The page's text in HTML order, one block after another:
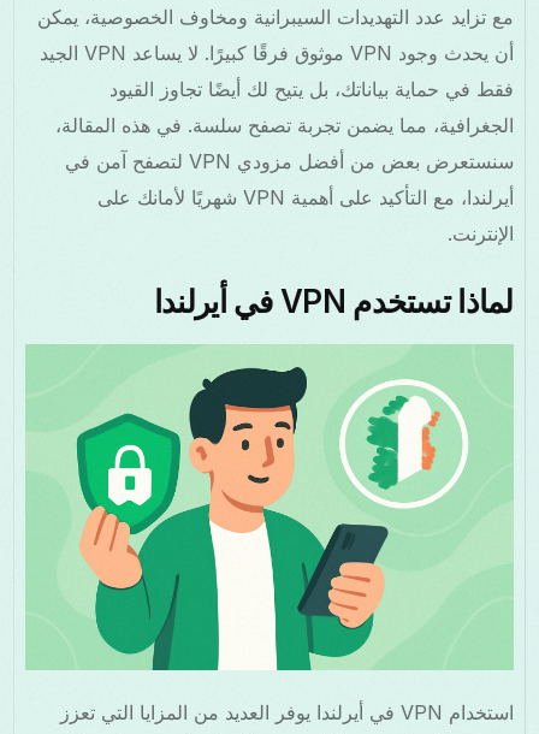
مع تزايد عدد التهديدات السيبرانية ومخاوف الخصوصية، يمكن
أن يحدث وجود VPN موثوق فرقًا كبيرًا. لا يساعد VPN الجيد
فقط في حماية بياناتك، بل يتيح لك أيضًا تجاوز القيود
الجغرافية، مما يضمن تجربة تصفح سلسة. في هذه المقالة،
سنستعرض بعض من أفضل مزودي VPN لتصفح آمن في
أيرلندا، مع التأكيد على أهمية VPN شهريًا لأمانك على
الإنترنت.
لماذا تستخدم VPN في أيرلندا
استخدام VPN في أيرلندا يوفر العديد من المزايا التي تعزز